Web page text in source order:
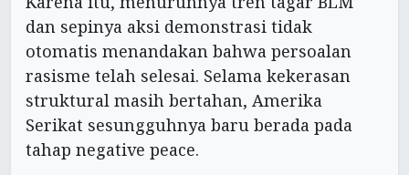
dan sepinya aksi demonstrasi tidak
otomatis menandakan bahwa persoalan
rasisme telah selesai. Selama kekerasan
struktural masih bertahan, Amerika
Serikat sesungguhnya baru berada pada
tahap negative peace.